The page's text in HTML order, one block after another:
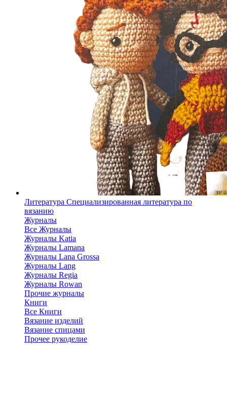
Литература Специализированная литература по
вязанию
Журналы
Все Журналы
Журналы Katia
Журналы Lamana
Журналы Lana Grossa
Журналы Lang
Журналы Regia
Журналы Rowan
Прочие журналы
Книги
Все Книги
Вязание изделий
Вязание спицами
Прочее рукоделие